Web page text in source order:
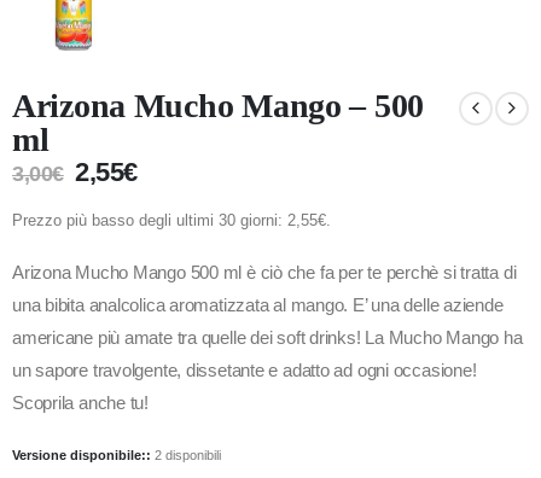
Arizona Mucho Mango – 500
ml
3,00€ 2,55€
Prezzo più basso degli ultimi 30 giorni: 2,55€.
Arizona Mucho Mango 500 ml è ciò che fa per te perchè si tratta di
una bibita analcolica aromatizzata al mango. E’ una delle aziende
americane più amate tra quelle dei soft drinks! La Mucho Mango ha
un sapore travolgente, dissetante e adatto ad ogni occasione!
Scoprila anche tu!
Versione disponibile:: 2 disponibili